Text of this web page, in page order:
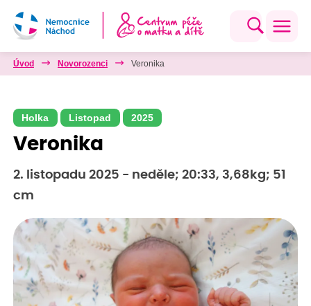
Úvod Novorozenci Veronika
Holka Listopad 2025
Veronika
2. listopadu 2025 - neděle; 20:33, 3,68kg; 51
cm